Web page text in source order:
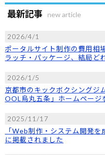
最新記事 new article
2026/4/1
ポータルサイト制作の費用相
ラッチ・パッケージ、結局ど
2026/1/5
京都市のキックボクシングジ
OOL烏丸五条」ホームページ
2025/11/17
「Web制作・システム開発を
に掲載されました